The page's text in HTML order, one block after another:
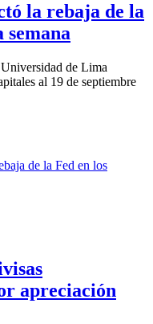
la rebaja de la
semana
de Lima
al 19 de septiembre
apreciación